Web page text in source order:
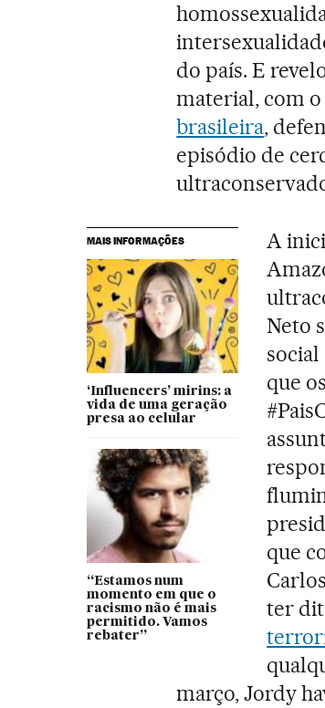
do país. E
material, com
brasileira,
episódio de
MAIS INFORMAÇÕES
‘Influencers’ mirins: a
vida de uma geração
presa ao celular
“Estamos num
momento em que o
racismo não é mais
permitido. Vamos
rebater”
A
Neto
que
que
ter
março, Jordy